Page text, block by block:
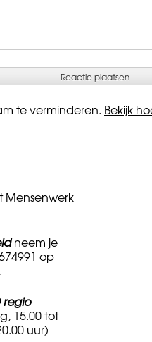
te verminderen. Bekijk
Mensenwerk
neem je
op
15.00 tot
uur)